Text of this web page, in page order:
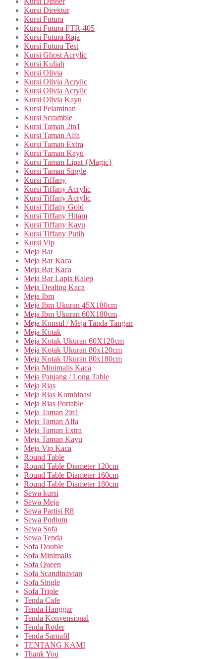
Kursi Direktur
Kursi Futura
Kursi Futura FTR-405
Kursi Futura Raja
Kursi Futura Test
Kursi Ghost Acrylic
Kursi Kuliah
Kursi Olivia
Kursi Olivia Acrylic
Kursi Olivia Acrylic
Kursi Olivia Kayu
Kursi Pelaminan
Kursi Scramble
Kursi Taman 2in1
Kursi Taman Alfa
Kursi Taman Extra
Kursi Taman Kayu
Kursi Taman Lipat {Magic}
Kursi Taman Single
Kursi Tiffany
Kursi Tiffany Acrylic
Kursi Tiffany Acrylic
Kursi Tiffany Gold
Kursi Tiffany Hitam
Kursi Tiffany Kayu
Kursi Tiffany Putih
Kursi Vip
Meja Bar
Meja Bar Kaca
Meja Bar Kaca
Meja Bar Lapis Kalep
Meja Dealing Kaca
Meja Ibm
Meja Ibm Ukuran 45X180cm
Meja Ibm Ukuran 60X180cm
Meja Konsul / Meja Tanda Tangan
Meja Kotak
Meja Kotak Ukuran 60X120cm
Meja Kotak Ukuran 80x120cm
Meja Kotak Ukuran 80x180cm
Meja Minimalis Kaca
Meja Panjang / Long Table
Meja Rias
Meja Rias Kombinasi
Meja Rias Portable
Meja Taman 2in1
Meja Taman Alfa
Meja Taman Extra
Meja Taman Kayu
Meja Vip Kaca
Round Table
Round Table Diameter 120cm
Round Table Diameter 160cm
Round Table Diameter 180cm
Sewa kursi
Sewa Meja
Sewa Partisi R8
Sewa Podium
Sewa Sofa
Sewa Tenda
Sofa Double
Sofa Minimalis
Sofa Queen
Sofa Scandinavian
Sofa Single
Sofa Triple
Tenda Cafe
Tenda Hanggar
Tenda Konvensional
Tenda Roder
Tenda Sarnafil
TENTANG KAMI
Thank You